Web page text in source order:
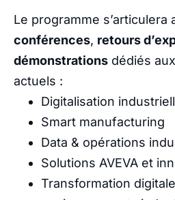
Le programme s’articulera
conférences, retours
démonstrations dédiés
actuels :
Digitalisation
Smart manufacturing
Data & opérations
Solutions AVEVA et
Transformation